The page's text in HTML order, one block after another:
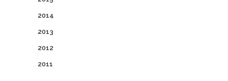
2014
2013
2012
2011